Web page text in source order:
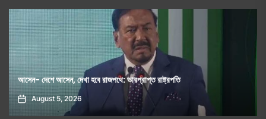
ক্যালিফোর্নিয়া স্টেট আওয়ামি লীগের নতুন কমিটি ঘোষণা
August 7, 2026